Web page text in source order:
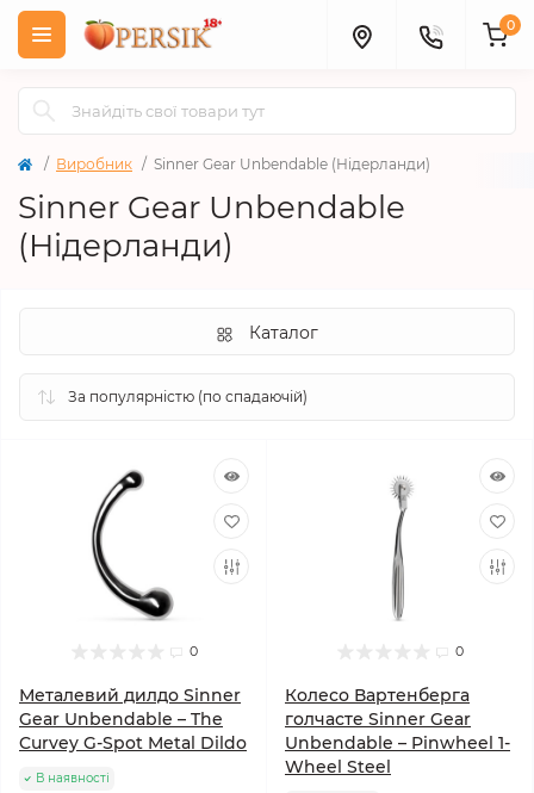
0
Виробник Sinner Gear Unbendable (Нідерланди)
Sinner Gear Unbendable
(Нідерланди)
Каталог
0
Металевий дилдо Sinner
Gear Unbendable – The
Curvey G-Spot Metal Dildo
В наявності
0
Колесо Вартенберга
голчасте Sinner Gear
Unbendable – Pinwheel 1-
Wheel Steel